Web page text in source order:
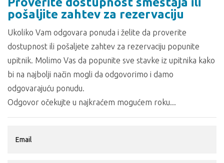
pošaljite zahtev za rezervaciju
Ukoliko Vam odgovara ponuda i želite da proverite
dostupnost ili pošaljete zahtev za rezervaciju popunite
upitnik. Molimo Vas da popunite sve stavke iz upitnika kako
bi na najbolji način mogli da odgovorimo i damo
odgovarajuću ponudu.
Odgovor očekujte u najkraćem mogućem roku...